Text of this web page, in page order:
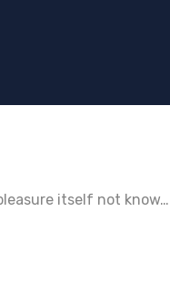
itself not know…